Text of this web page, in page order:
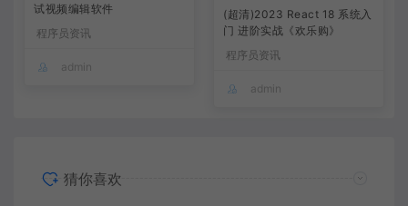
试视频编辑软件
程序员资讯
admin
(超清)2023 React 18 系统入
门 进阶实战《欢乐购》
程序员资讯
admin
猜你喜欢